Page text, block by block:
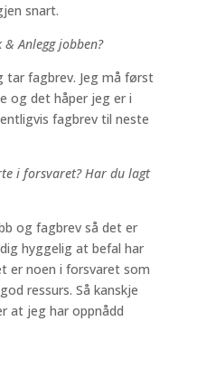
snart.
Anlegg jobben?
tar fagbrev. Jeg må først
og det håper jeg er i
fagbrev til neste
i forsvaret? Har du lagt
og fagbrev så det er
hyggelig at befal har
er noen i forsvaret som
ressurs. Så kanskje
at jeg har oppnådd